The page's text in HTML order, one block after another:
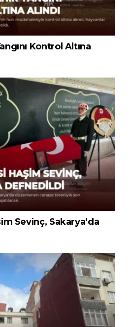
Kontrol Altına
Sevinç, Sakarya’da